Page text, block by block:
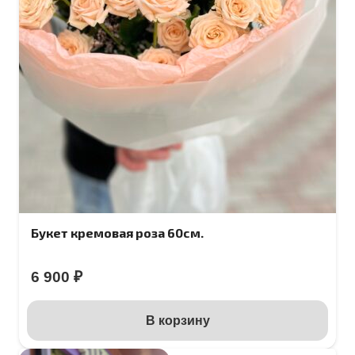
Букет кремовая роза 60см.
6 900 ₽
В корзину